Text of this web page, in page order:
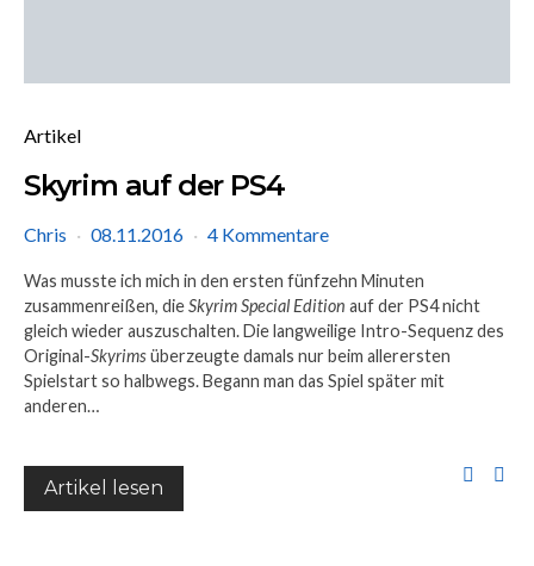
Artikel
Skyrim auf der PS4
Chris 08.11.2016 4 Kommentare
Was musste ich mich in den ersten fünfzehn Minuten
zusammenreißen, dieSkyrim Special Edition auf der PS4 nicht
gleich wieder auszuschalten. Die langweilige Intro-Sequenz des
Original-Skyrimsüberzeugte damals nur beim allerersten
Spielstart so halbwegs. Begann man das Spiel später mit
anderen…
Artikel lesen